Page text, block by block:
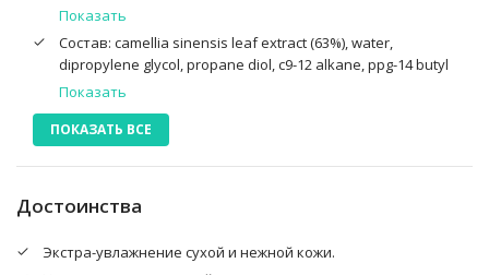
подушечек пальцев
Показать
Состав: camellia sinensis leaf extract (63%), water,
dipropylene glycol, propane diol, c9-12 alkane, ppg-14 butyl
ether, hydrogenated ethylhexyl olivate, arachidyl alcohol,
stearate, behenyl alcohol, ammonium
acryloyldimethyltaurate/vp copolymer, glyceryl stearate,
arachidyl glucoside, stearyl alcohol, dimethicone/vinyl
crosspolymer, dimethiconol, trisiloxane, allantoin,
copolymer, citrus aurantium bergamia (bergamot) fruit oil,
Показать
ПОКАЗАТЬ ВСЕ
Достоинства
Экстра-увлажнение сухой и нежной кожи.